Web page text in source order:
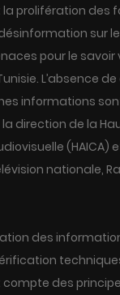
prolifération des
sur
pour le
L’absence
informations
direction de la
(HAICA)
nationale,
des
des